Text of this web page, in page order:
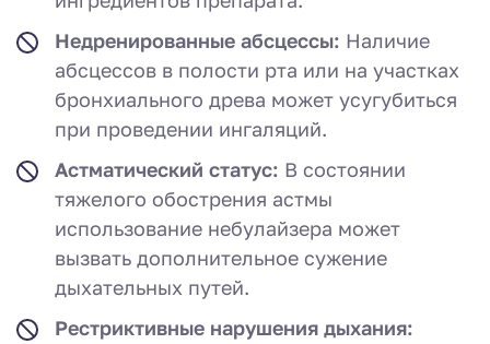
Недренированные абсцессы: Наличие
абсцессов в полости рта или на участках
бронхиального древа может усугубиться
при проведении ингаляций.
Астматический статус: В состоянии
тяжелого обострения астмы
использование небулайзера может
вызвать дополнительное сужение
дыхательных путей.
Рестриктивные нарушения дыхания: